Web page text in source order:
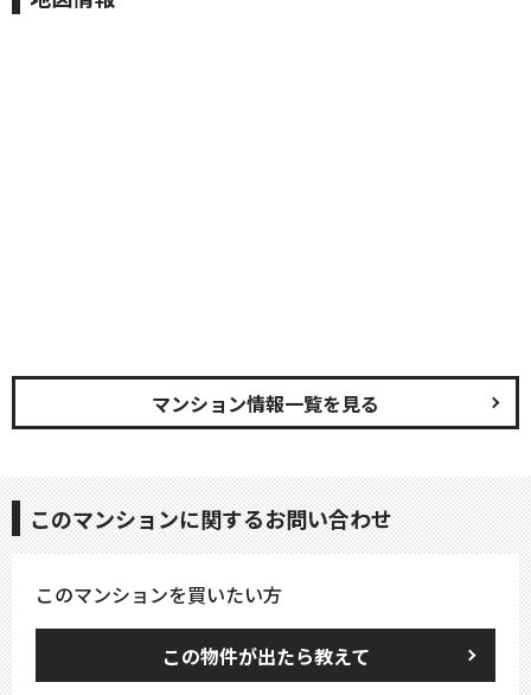
マンション情報一覧を見る
このマンションに関するお問い合わせ
このマンションを買いたい方
この物件が出たら教えて